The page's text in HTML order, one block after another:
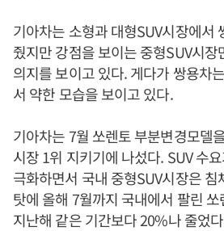
기아차는 소형과 대형SUV시장에서
줬지만 강점을 보이는 중형SUV시
의지를 보이고 있다. 게다가 쌍용차
서 약한 모습을 보이고 있다.
기아차는 7월 쏘렌토 부분변경모델
시장 1위 지키기에 나섰다. SUV 수
극화하면서 국내 중형SUV시장은 침
탓에 올해 7월까지 국내에서 팔린
지난해 같은 기간보다 20%나 줄었